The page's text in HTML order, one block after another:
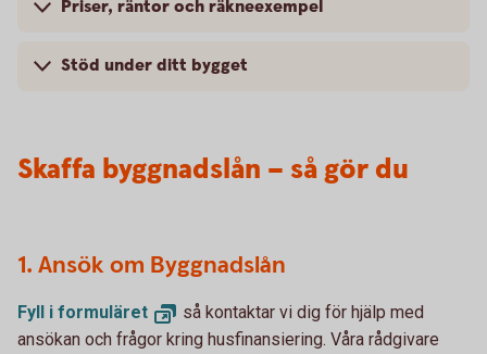
Priser, räntor och räkneexempel
Stöd under ditt bygget
Skaffa byggnadslån – så gör du
1. Ansök om Byggnadslån
Fyll i formuläret
så kontaktar vi dig för hjälp med
ansökan och frågor kring husfinansiering. Våra rådgivare